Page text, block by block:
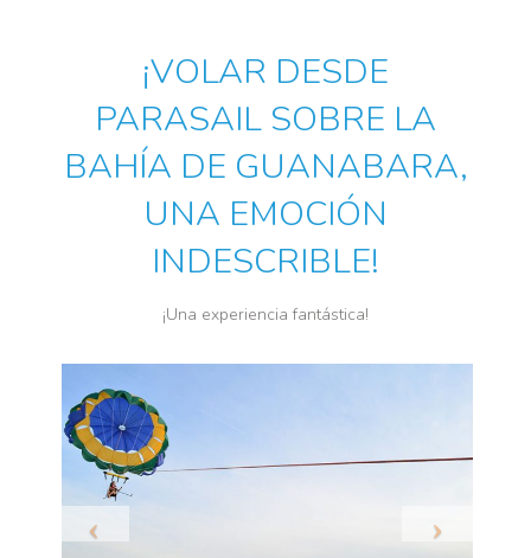
¡VOLAR DESDE
PARASAIL SOBRE LA
BAHÍA DE GUANABARA,
UNA EMOCIÓN
INDESCRIBLE!
¡Una experiencia fantástica!